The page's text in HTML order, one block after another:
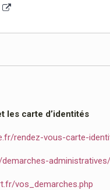
les carte d’identités
rendez-vous-carte-
administratives/
vos_demarches.php